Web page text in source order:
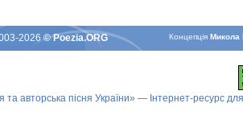
КонцепцiяМикола
2026© Poezia.ORG
та авторська пісня України» — Інтернет-ресурс